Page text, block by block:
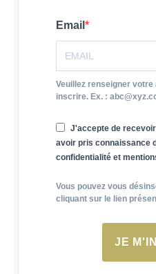
Email
Veuillez renseigner
inscrire. Ex. :
J'accepte de
avoir pris connaissance
confidentialité et
Vous pouvez vous
cliquant sur le lien
JE